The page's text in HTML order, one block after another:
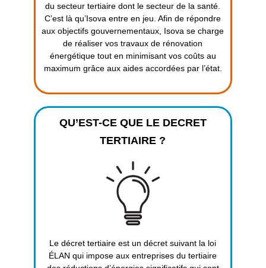
du secteur tertiaire dont le secteur de la santé.
C’est là qu’Isova entre en jeu. Afin de répondre
aux objectifs gouvernementaux, Isova se charge
de réaliser vos travaux de rénovation
énergétique tout en minimisant vos coûts au
maximum grâce aux aides accordées par l’état.
QU’EST-CE QUE LE DECRET
TERTIAIRE ?
Le décret tertiaire est un décret suivant la loi
ÉLAN qui impose aux entreprises du tertiaire